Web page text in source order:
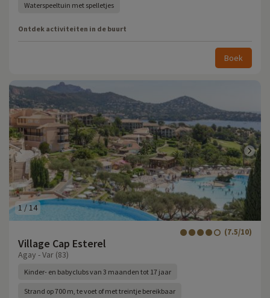
Waterspeeltuin met spelletjes
Ontdek activiteiten in de buurt
Boek
1 /14
Village Cap Esterel
(7.5/10)
Agay - Var (83)
Kinder- en babyclubs van 3 maanden tot 17 jaar
Strand op 700 m, te voet of met treintje bereikbaar